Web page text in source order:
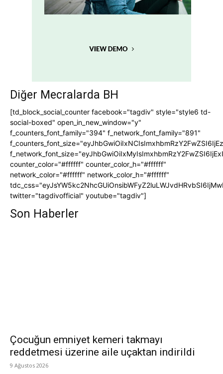
Diğer Mecralarda BH
[td_block_social_counter facebook="tagdiv" style="style6 td-
social-boxed" open_in_new_window="y"
f_counters_font_family="394" f_network_font_family="891"
counter_color="#ffffff" counter_color_h="#ffffff"
network_color="#ffffff" network_color_h="#ffffff"
twitter="tagdivofficial" youtube="tagdiv"]
Son Haberler
Çocuğun emniyet kemeri takmayı
reddetmesi üzerine aile uçaktan indirildi
9 Ağustos 2026